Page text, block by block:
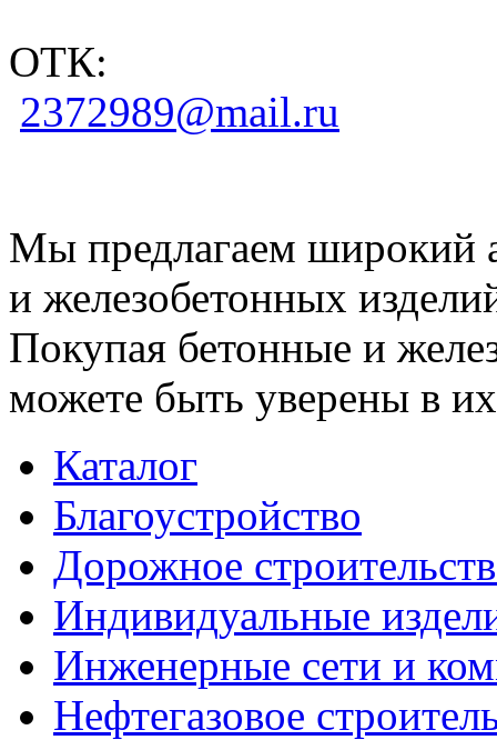
ОТК:
2372989@mail.ru
Мы предлагаем широкий
и железобетонных
Покупая бетонные и
можете быть уверены в их
Каталог
Благоустройство
Дорожное
Индивидуальные
Инженерные сети и
Нефтегазовое